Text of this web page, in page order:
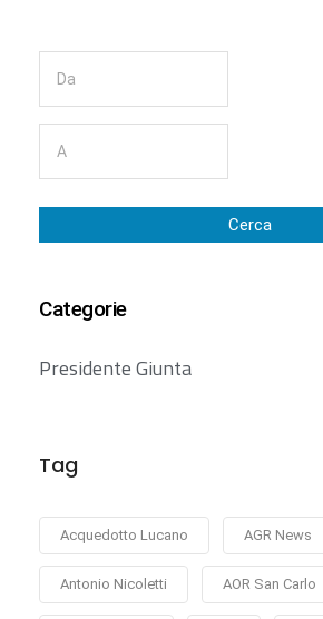
Cerca
Categorie
Presidente Giunta
Tag
Acquedotto Lucano AGR News
Antonio Nicoletti AOR San Carlo